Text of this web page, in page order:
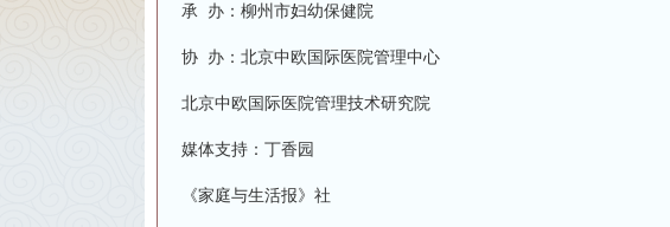
承 办：柳州市妇幼保健院
协 办：北京中欧国际医院管理中心
北京中欧国际医院管理技术研究院
媒体支持：丁香园
《家庭与生活报》社